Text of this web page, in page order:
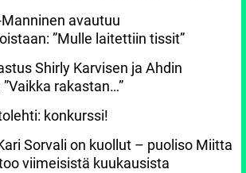
avautuu
”Mulle laitettiin tissit”
Shirly Karvisen ja Ahdin
rakastan…”
konkurssi!
Sorvali on kuollut – puoliso Miitta
viimeisistä kuukausista